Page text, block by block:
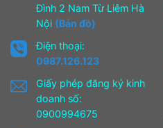
Đình 2 Nam Từ Liêm Hà
Nội (Bản đồ)
Điện thoại:
0987.126.123
Giấy phép đăng ký kinh
doanh số:
0900994675